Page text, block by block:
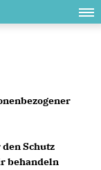
Schutz
behandeln